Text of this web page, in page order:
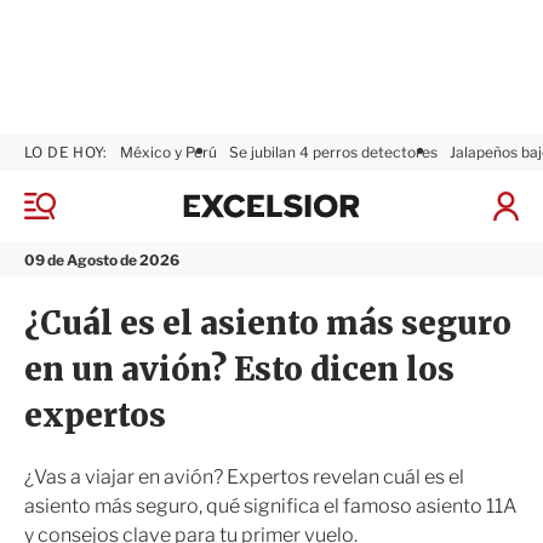
M
n
09 de Agosto de 2026
LO DE HOY: México y Perú Se jubilan 4 perros detectores Jalapeños
I
a
x
s
i
r
¿Cuál es el asiento más seguro
en un avión? Esto dicen los
expertos
¿Vas a viajar en avión? Expertos revelan cuál es el
asiento más seguro, qué significa el famoso asiento 11A
y consejos clave para tu primer vuelo.